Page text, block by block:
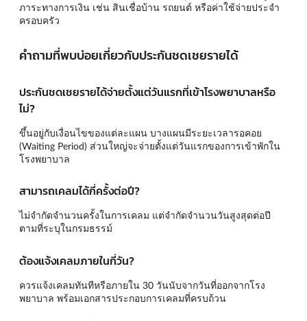
ภาระทางการเงิน เช่น สินเชื่อบ้าน รถยนต์ หรือค่าใช้จ่ายประจำ
ครอบครัว
คำถามที่พบบ่อยเกี่ยวกับประกันชดเชยรายได้
ประกันชดเชยรายได้จ่ายตั้งแต่วันแรกที่เข้าโรงพยาบาลหรือ
ไม่?
ขึ้นอยู่กับเงื่อนไขของแต่ละแผน บางแผนมีระยะเวลารอคอย
(Waiting Period) ส่วนใหญ่จะจ่ายตั้งแต่วันแรกของการเข้าพักใน
โรงพยาบาล
สามารถเคลมได้กี่ครั้งต่อปี?
ไม่จำกัดจำนวนครั้งในการเคลม แต่จำกัดจำนวนวันสูงสุดต่อปี
ตามที่ระบุในกรมธรรม์
ต้องแจ้งเคลมภายในกี่วัน?
ควรแจ้งเคลมทันทีหรือภายใน 30 วันนับจากวันที่ออกจากโรง
พยาบาล พร้อมเอกสารประกอบการเคลมที่ครบถ้วน